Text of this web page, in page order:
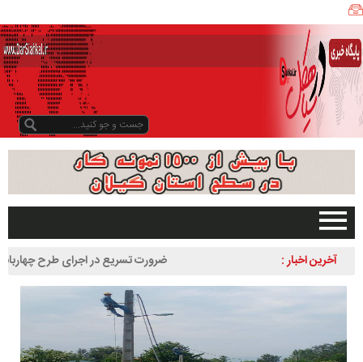
صفحه اصلی
دیلمان
آخرین اخبار :
ضرورت تسریع در اجرای طرح چهاربانده
لاهیجان به سیاهکل
ا
ه
ک
ل
ز
و
د
و
د
س
۱